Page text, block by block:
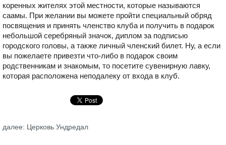
коренных жителях этой местности, которые называются
саамы. При желании вы можете пройти специальный обряд
посвящения и принять членство клуба и получить в подарок
небольшой серебряный значок, диплом за подписью
городского головы, а также личный членский билет. Ну, а если
вы пожелаете привезти что-либо в подарок своим
родственникам и знакомым, то посетите сувенирную лавку,
которая расположена неподалеку от входа в клуб.
далее: Церковь Ундредал